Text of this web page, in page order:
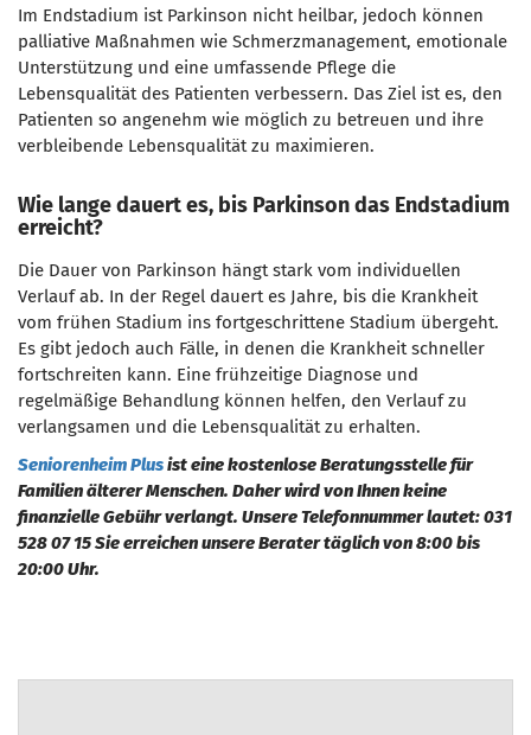
Im Endstadium ist Parkinson nicht heilbar, jedoch können
palliative Maßnahmen wie Schmerzmanagement, emotionale
Unterstützung und eine umfassende Pflege die
Lebensqualität des Patienten verbessern. Das Ziel ist es, den
Patienten so angenehm wie möglich zu betreuen und ihre
verbleibende Lebensqualität zu maximieren.
Wie lange dauert es, bis Parkinson das Endstadium
erreicht?
Die Dauer von Parkinson hängt stark vom individuellen
Verlauf ab. In der Regel dauert es Jahre, bis die Krankheit
vom frühen Stadium ins fortgeschrittene Stadium übergeht.
Es gibt jedoch auch Fälle, in denen die Krankheit schneller
fortschreiten kann. Eine frühzeitige Diagnose und
regelmäßige Behandlung können helfen, den Verlauf zu
verlangsamen und die Lebensqualität zu erhalten.
Seniorenheim Plusist eine kostenlose Beratungsstelle für
Familien älterer Menschen. Daher wird von Ihnen keine
finanzielle Gebühr verlangt. Unsere Telefonnummer lautet: 031
528 07 15 Sie erreichen unsere Berater täglich von 8:00 bis
20:00 Uhr.